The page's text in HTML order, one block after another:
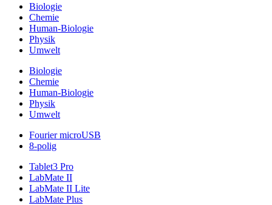
Biologie
Chemie
Human-Biologie
Physik
Umwelt
Biologie
Chemie
Human-Biologie
Physik
Umwelt
Fourier microUSB
8-polig
Tablet3 Pro
LabMate II
LabMate II Lite
LabMate Plus